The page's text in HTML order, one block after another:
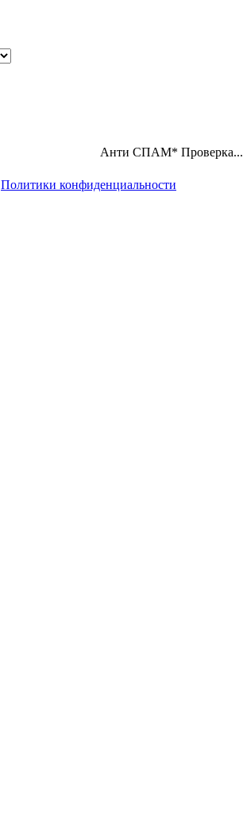
Анти СПАМ* Проверка...
Политики конфиденциальности